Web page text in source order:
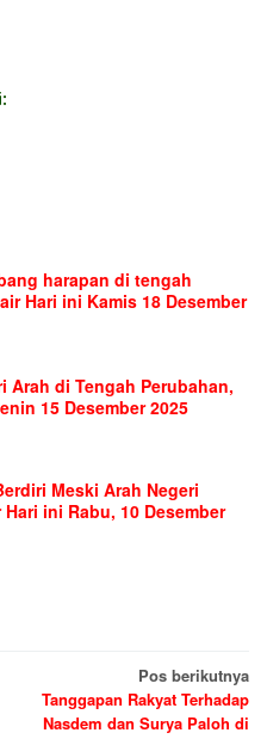
harapan di tengah
Hari ini Kamis 18 Desember
Arah di Tengah Perubahan,
15 Desember 2025
Meski Arah Negeri
ini Rabu, 10 Desember
Pos berikutnya
Tanggapan Rakyat Terhadap
Nasdem dan Surya Paloh di